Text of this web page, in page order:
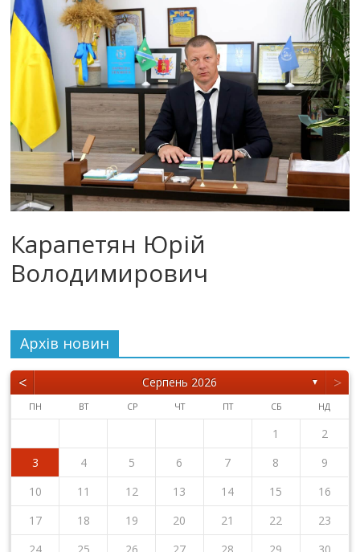
Карапетян Юрій
Володимирович
Архiв новин
< Серпень 2026 ▼ >
ПН ВТ СР ЧТ ПТ СБ НД
1
2
3
4 5 6 7 8
9
10
11 12 13 14 15
16
17
18 19 20 21 22
23
24
25 26 27 28 29
30